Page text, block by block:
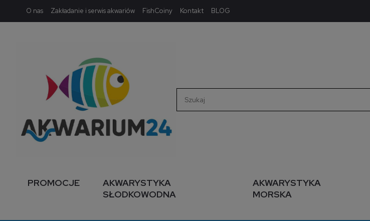
O nas Zakładanie i serwis akwariów FishCoiny Kontakt BLOG
PROMOCJE
AKWARYSTYKA
SŁODKOWODNA
AKWARYSTYKA
MORSKA